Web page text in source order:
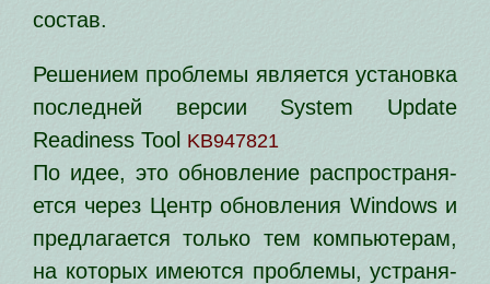
состав.
Решением про­бле­мы явля­ет­ся уста­нов­ка
послед­ней вер­сии System Update
Readiness Tool KB947821
По идее, это обнов­ле­ние рас­про­стра­ня­
ет­ся через Центр обнов­ле­ния Windows и
пред­ла­га­ет­ся толь­ко тем ком­пью­те­рам,
на кото­рых име­ют­ся про­бле­мы, устра­ня­